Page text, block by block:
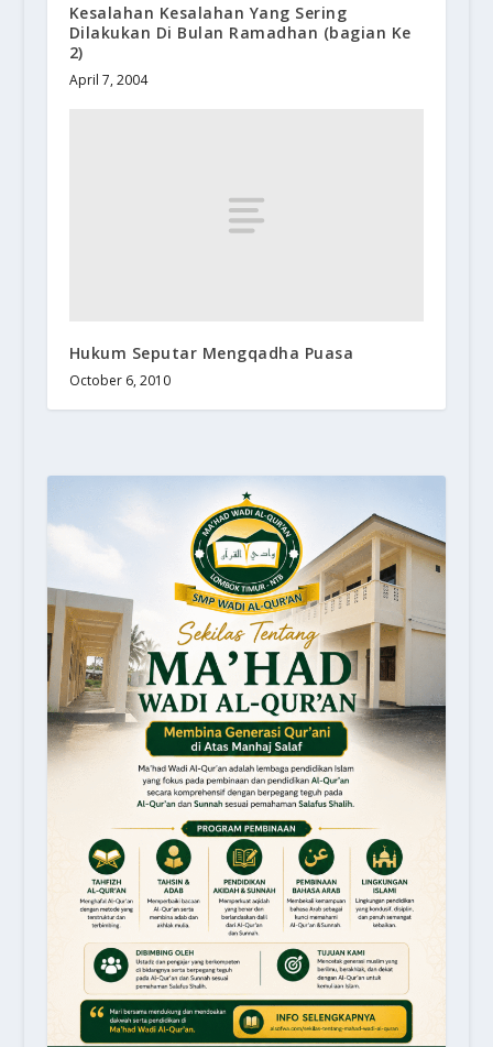
Kesalahan Kesalahan Yang Sering
Dilakukan Di Bulan Ramadhan (bagian Ke
2)
April 7, 2004
Hukum Seputar Mengqadha Puasa
October 6, 2010